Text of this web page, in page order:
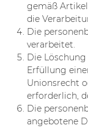
gemäß Artikel
die
Die
verarbeitet.
Die
Erfüllung
Unionsrecht
erforderlich,
Die
angebotene